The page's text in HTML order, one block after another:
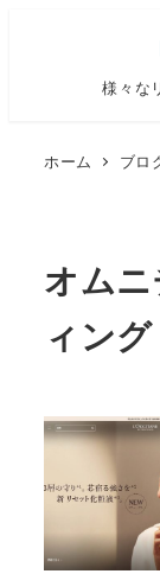
様々な
ホーム ブロ
オム
ィング